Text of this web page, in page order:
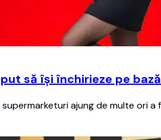
să îşi închirieze pe
supermarketuri ajung de multe ori